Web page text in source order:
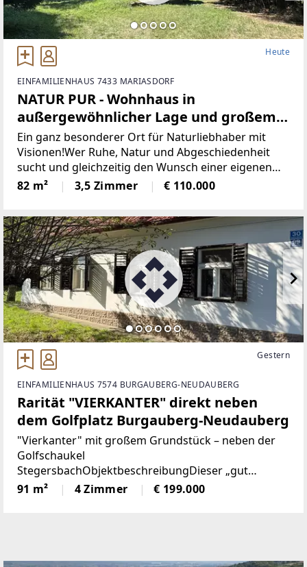
Heute
EINFAMILIENHAUS 7433 MARIASDORF
NATUR PUR - Wohnhaus in
außergewöhnlicher Lage und großem
Grundstück!
Ein ganz besonderer Ort für Naturliebhaber mit
Visionen!Wer Ruhe, Natur und Abgeschiedenheit
sucht und gleichzeitig den Wunsch einer eigenen
Immobilie verwirklichen möchte, findet hier einen
ganz besonderen Platz!Inmitten einer idyllischen
82 m² 3,5 Zimmer € 110.000
Gestern
EINFAMILIENHAUS 7574 BURGAUBERG-NEUDAUBERG
Rarität "VIERKANTER" direkt neben
dem Golfplatz Burgauberg-Neudauberg
"Vierkanter" mit großem Grundstück – neben der
Golfschaukel
StegersbachObjektbeschreibungDieser „gut
erhaltene“ Vierkanthof liegt in der begehrten Golf-
und Thermenregion Stegersbach und bietet ein
91 m² 4 Zimmer € 199.000